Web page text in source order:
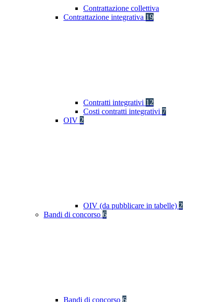
Contrattazione collettiva
Contrattazione integrativa 19
Contratti integrativi 12
Costi contratti integrativi 7
OIV 2
OIV (da pubblicare in tabelle) 2
Bandi di concorso 6
Bandi di concorso 6